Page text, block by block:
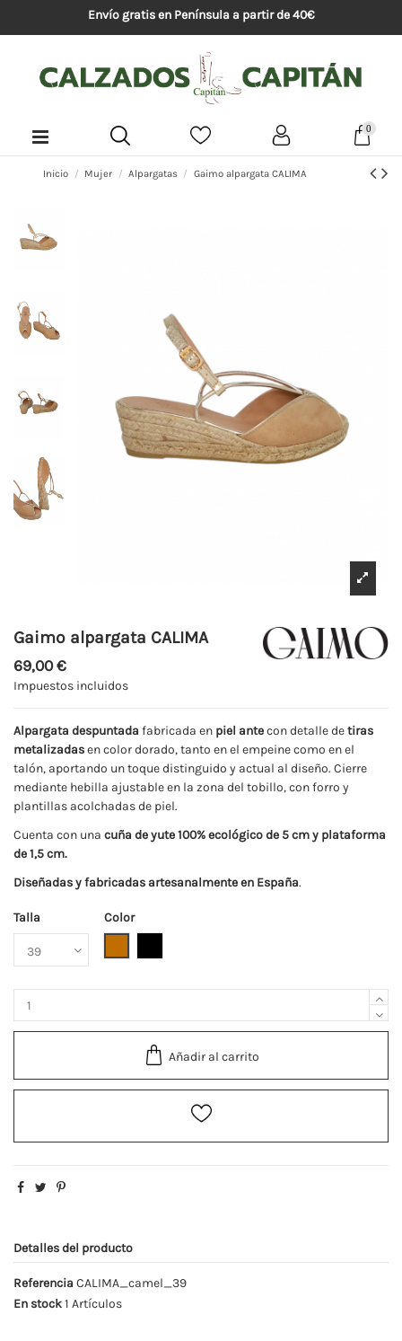
Envío gratis en Península a partir de 40€
0
Inicio Mujer Alpargatas Gaimo alpargata CALIMA
Gaimo alpargata CALIMA
69,00 €
Impuestos incluidos
Alpargata despuntada fabricada en piel antecon detalle detiras
metalizadasen color dorado, tanto en el empeine como en el
talón, aportando un toque distinguido y actual al diseño. Cierre
mediante hebilla ajustable en la zona del tobillo, con forro y
plantillas acolchadas de piel.
Cuenta con una cuña de yute 100% ecológico de 5 cm y plataforma
de 1,5 cm.
Diseñadas y fabricadas artesanalmente en España.
Talla
Color
Añadir al carrito
Detalles del producto
Referencia CALIMA_camel_39
En stock1 Artículos